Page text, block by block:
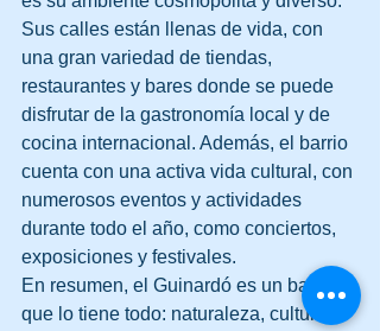
Sus calles están llenas de vida, con
una gran variedad de tiendas,
restaurantes y bares donde se puede
disfrutar de la gastronomía local y de
cocina internacional. Además, el barrio
cuenta con una activa vida cultural, con
numerosos eventos y actividades
durante todo el año, como conciertos,
exposiciones y festivales.
En resumen, el Guinardó es un barrio
que lo tiene todo: naturaleza, cultura,